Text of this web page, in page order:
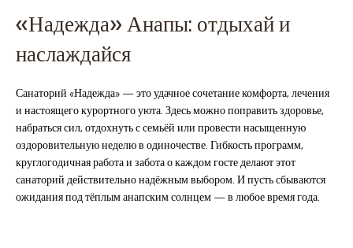
«Надежда» Анапы: отдыхай и
наслаждайся
Санаторий «Надежда» — это удачное сочетание комфорта, лечения
и настоящего курортного уюта. Здесь можно поправить здоровье,
набраться сил, отдохнуть с семьёй или провести насыщенную
оздоровительную неделю в одиночестве. Гибкость программ,
круглогодичная работа и забота о каждом госте делают этот
санаторий действительно надёжным выбором. И пусть сбываются
ожидания под тёплым анапским солнцем — в любое время года.